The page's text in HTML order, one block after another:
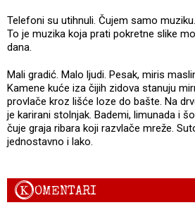
Telefoni su utihnuli. Čujem samo
To je muzika koja prati pokretne slike
dana.
Mali gradić. Malo ljudi. Pesak, miris
Kamene kuće iza čijih zidova stanuju
provlače kroz lišće loze do bašte. Na
je karirani stolnjak. Bademi, limunada i
čuje graja ribara koji razvlače mreže.
jednostavno i lako.
KOMENTARI